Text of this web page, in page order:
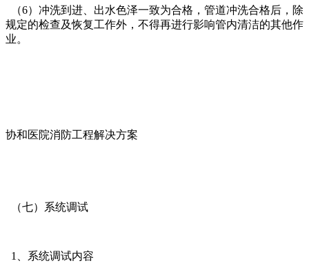
（6）冲洗到进、出水色泽一致为合格，管道冲洗合格后，除
规定的检查及恢复工作外，不得再进行影响管内清洁的其他作
业。
协和医院消防工程解决方案
（七）系统调试
1、系统调试内容